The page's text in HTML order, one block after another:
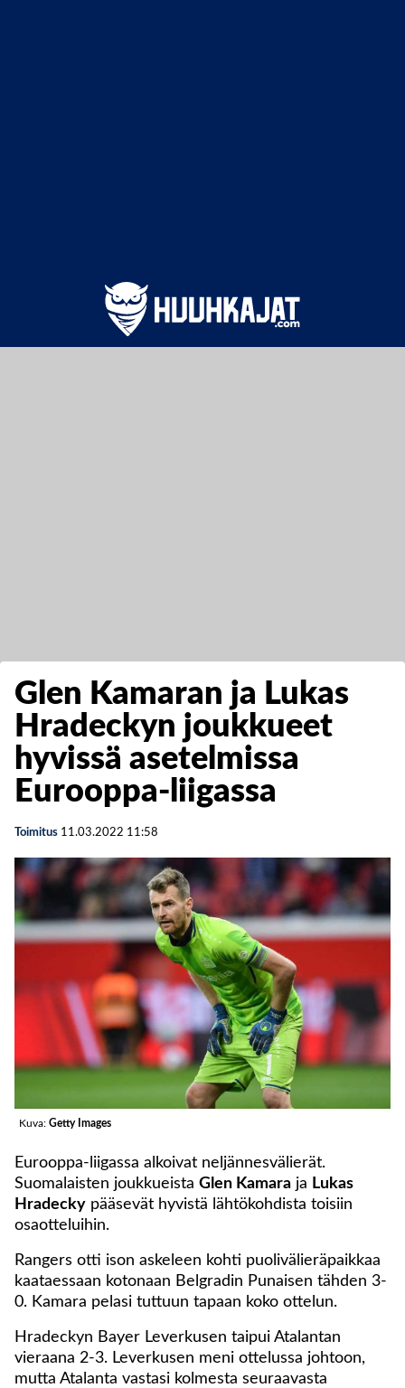
Glen Kamaran ja Lukas
Hradeckyn joukkueet
hyvissä asetelmissa
Eurooppa-liigassa
Toimitus 11.03.2022 11:58
Kuva: Getty Images
Eurooppa-liigassa alkoivat neljännesvälierät.
Suomalaisten joukkueista Glen Kamara ja Lukas
Hradecky pääsevät hyvistä lähtökohdista toisiin
osaotteluihin.
Rangers otti ison askeleen kohti puolivälieräpaikkaa
kaataessaan kotonaan Belgradin Punaisen tähden 3-
0. Kamara pelasi tuttuun tapaan koko ottelun.
Hradeckyn Bayer Leverkusen taipui Atalantan
vieraana 2-3. Leverkusen meni ottelussa johtoon,
mutta Atalanta vastasi kolmesta seuraavasta